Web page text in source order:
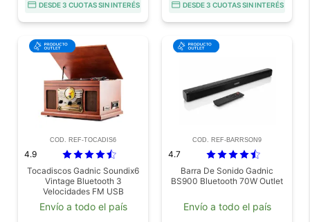
DESDE 3 CUOTAS SIN INTERÉS DESDE 3 CUOTAS SIN INTERÉS
COD. REF-TOCADIS6
4.9
Tocadiscos Gadnic Soundix6
Vintage Bluetooth 3
Velocidades FM USB
Cassette Outlet
Envío a todo el país
COD. REF-BARRSON9
4.7
Barra De Sonido Gadnic
BS900 Bluetooth 70W Outlet
Envío a todo el país